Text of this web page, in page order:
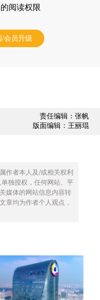
阅读权限
/会员升级
责任编辑：张帆
版面编辑：王丽琨
作者本人及/或相关权利
独授权，任何网站、平
媒体的网站信息内容转
章均为作者个人观点，